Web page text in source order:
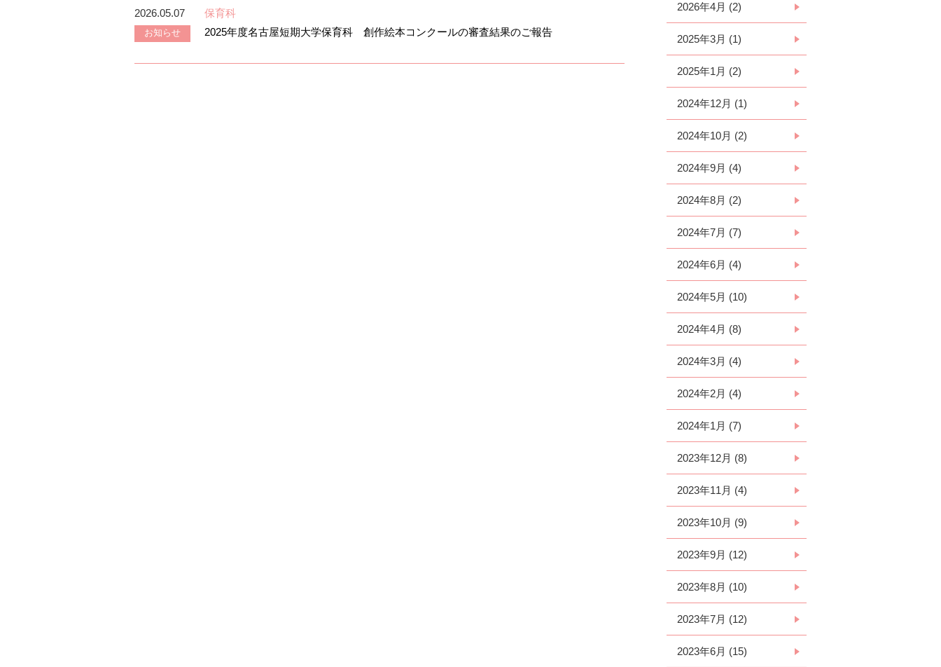
2026.05.07 保育科
お知らせ 2025年度名古屋短期大学保育科 創作絵本コンクールの審査結果のご報告
2026年4月 (2)
2025年3月 (1)
2025年1月 (2)
2024年12月 (1)
2024年10月 (2)
2024年9月 (4)
2024年8月 (2)
2024年7月 (7)
2024年6月 (4)
2024年5月 (10)
2024年4月 (8)
2024年3月 (4)
2024年2月 (4)
2024年1月 (7)
2023年12月 (8)
2023年11月 (4)
2023年10月 (9)
2023年9月 (12)
2023年8月 (10)
2023年7月 (12)
2023年6月 (15)